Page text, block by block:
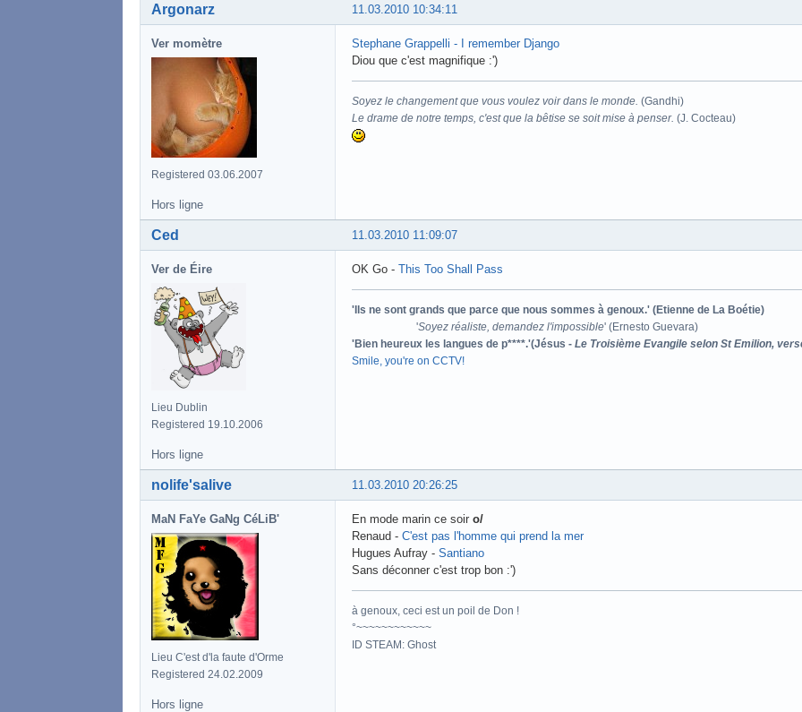
11.03.2010 10:34:11
Argonarz
Ver momètre
Registered 03.06.2007
Stephane Grappelli - I remember Django
Diou que c'est magnifique :')
Soyez le changement que vous voulez voir dans le monde. (Gandhi)
Le drame de notre temps, c'est que la bêtise se soit mise à penser. (J. Cocteau)
Hors ligne
11.03.2010 11:09:07
Ced
Ver de Éire
Lieu Dublin
Registered 19.10.2006
OK Go - This Too Shall Pass
'Ils ne sont grands que parce que nous sommes à genoux.' (Etienne de La Boétie)
'Soyez réaliste, demandez l'impossible' (Ernesto Guevara)
'Bien heureux les langues de p****.'(Jésus - Le Troisième Evangile selon St Emilion,
Smile, you're on CCTV!
Hors ligne
11.03.2010 20:26:25
nolife'salive
MaN FaYe GaNg CéLiB'
Lieu C'est d'la faute d'Orme
Registered 24.02.2009
En mode marin ce soir o/
Renaud - C'est pas l'homme qui prend la mer
Hugues Aufray - Santiano
Sans déconner c'est trop bon :')
à genoux, ceci est un poil de Don !
°~~~~~~~~~~~~
ID STEAM: Ghost
Hors ligne